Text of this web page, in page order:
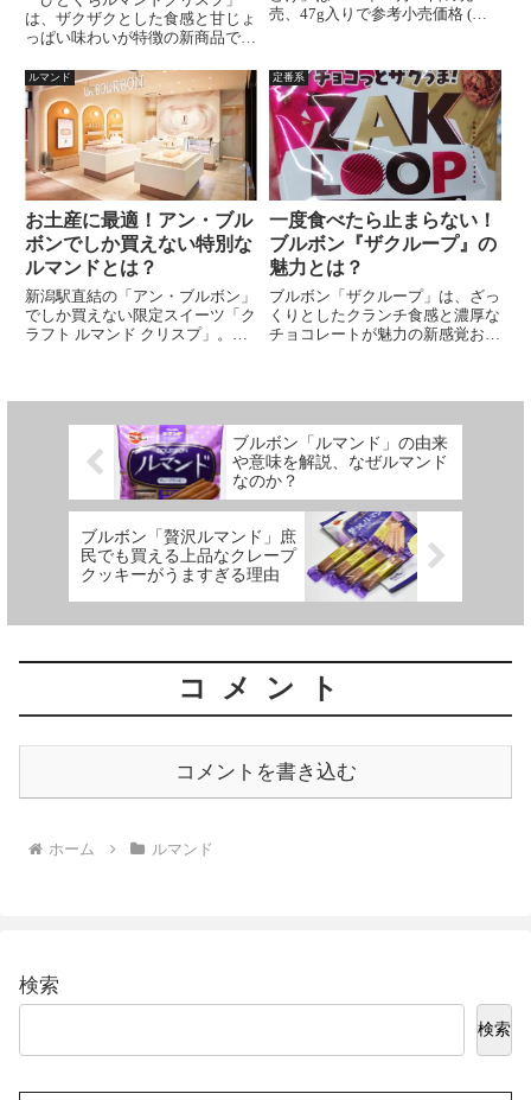
は、ザクザクとした食感と甘じょ
っぱい味わいが特徴の新商品で
の絶妙な組み合わせで、常に手軽
に楽しめるおやつとして人気で
す。毎日のちょっとした贅沢を味
わいたい方におすすめです。
売、47g入りで参考小売価格 (税
け」ブルボン「ひとくちルマンド
くちどけ」は、ザクザクほどける
食感・くちどけを楽...
ルマンド
お土産に最適！アン・ブル
ボンでしか買えない特別な
ルマンドとは？
新潟駅直結の「アン・ブルボン」
でしか買えない限定スイーツ「ク
ラフト ルマンド クリスプ」。発
定番系
一度食べたら止まらない！
ブルボン『ザクループ』の
魅力とは？
ブルボン「ザクループ」は、ざっ
くりとしたクランチ食感と濃厚な
チョコレートが魅力の新感覚お菓
ブルボン「ルマンド」の由来
や意味を解説、なぜルマンド
なのか？
ブルボン「贅沢ルマンド」庶
民でも買える上品なクレープ
クッキーがうますぎる理由
コメント
コメントを書き込む
ホーム ルマンド
検索
検索